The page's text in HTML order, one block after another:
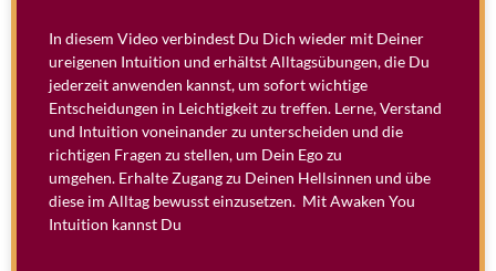
In diesem Video verbindest Du Dich wieder mit Deiner
ureigenen Intuition und erhältst Alltagsübungen, die Du
jederzeit anwenden kannst, um sofort wichtige
Entscheidungen in Leichtigkeit zu treffen. Lerne, Verstand
und Intuition voneinander zu unterscheiden und die
richtigen Fragen zu stellen, um Dein Ego zu
umgehen. Erhalte Zugang zu Deinen Hellsinnen und übe
diese im Alltag bewusst einzusetzen. Mit Awaken You
Intuition kannst Du